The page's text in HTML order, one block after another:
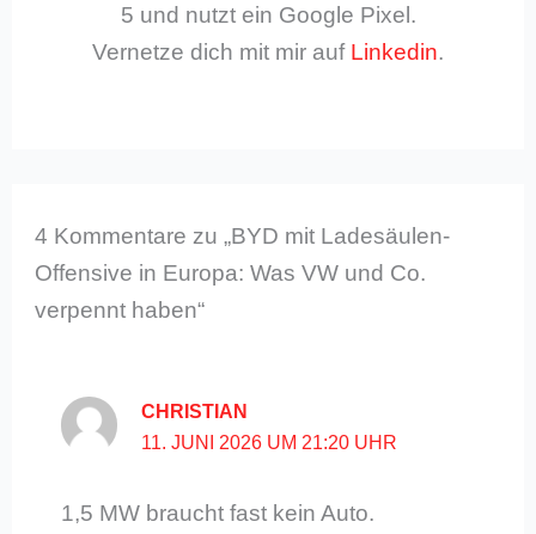
5 und nutzt ein Google Pixel.
Vernetze dich mit mir auf Linkedin.
4 Kommentare zu „BYD mit Ladesäulen-
Offensive in Europa: Was VW und Co.
verpennt haben“
CHRISTIAN
11. JUNI 2026 UM 21:20 UHR
1,5 MW braucht fast kein Auto.